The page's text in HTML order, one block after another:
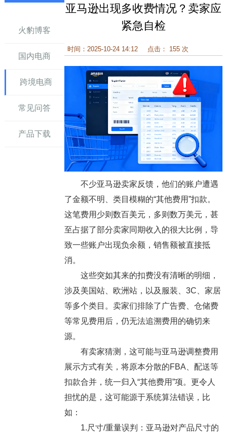
火豹博客
国内电商
跨境电商
常见问答
产品下载
亚马逊出现多收费情况？卖家应
紧急自检
时间：2025-10-24 14:12 点击： 155 次
不少亚马逊卖家反馈，他们的账户遭遇
了金额不明、类目模糊的“其他费用”扣款。
这笔费用少则数百美元，多则数万美元，甚
至占据了部分卖家同期收入的很大比例，导
致一些账户出现负余额，销售额被直接抵
消。
这些突如其来的扣费没有清晰的明细，
涉及美国站、欧洲站，以及服装、3C、家居
等多个类目。卖家们排除了广告费、仓储费
等常见费用后，仍无法追溯费用的确切来
源。
有卖家猜测，这可能与亚马逊调整费用
展示方式有关，将原本分散的FBA、配送等
扣款合并，统一归入“其他费用”项。更令人
担忧的是，这可能源于系统算法错误，比
如：
1.尺寸/重量误判：亚马逊对产品尺寸的